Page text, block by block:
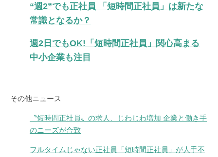
“週2”でも正社員 「短時間正社員」は新たな
常識となるか？
週2日でもOK!「短時間正社員」関心高まる
中小企業も注目
その他ニュース
〝短時間正社員〟の求人、じわじわ増加 企業と働き手
のニーズが合致
フルタイムじゃない正社員「短時間正社員」が人手不